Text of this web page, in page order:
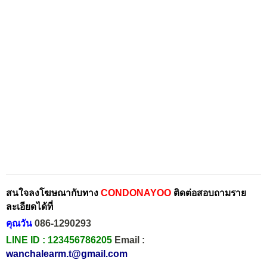
สนใจลงโฆษณากับทาง CONDONAYOO ติดต่อสอบถามราย
ละเอียดได้ที่
คุณวัน 086-1290293
LINE ID : 123456786205 Email :
wanchalearm.t@gmail.com